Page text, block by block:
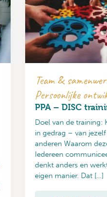
Team &
Persoonlijke
PPA – DISC
Doel van de training:
in gedrag – van jezelf
anderen Waarom
Iedereen
denkt anders en
eigen manier. Dat […]